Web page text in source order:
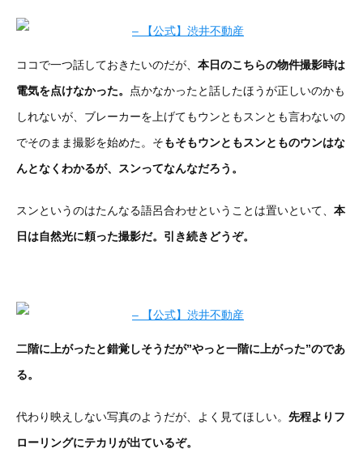
ココで一つ話しておきたいのだが、 本日のこちらの物件撮影時は
電気を点けなかった。 点かなかったと話したほうが正しいのかも
しれないが、ブレーカーを上げてもウンともスンとも言わないの
でそのまま撮影を始めた。そもそもウンともスンとものウンはな
んとなくわかるが、スンってなんなだろう。
スンというのはたんなる語呂合わせということは置いといて、 本
日は自然光に頼った撮影だ。引き続きどうぞ。
二階に上がったと錯覚しそうだが”やっと一階に上がった”のであ
る。
代わり映えしない写真のようだが、よく見てほしい。 先程よりフ
ローリングにテカリが出ているぞ。